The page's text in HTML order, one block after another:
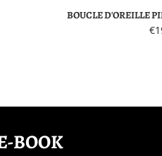
BOUCLE D'OREILLE
BOOK